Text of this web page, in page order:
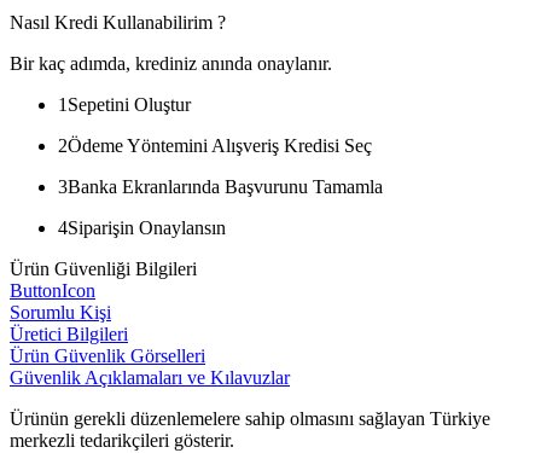
Nasıl Kredi Kullanabilirim ?
Bir kaç adımda, krediniz anında onaylanır.
1 Sepetini Oluştur
2Ödeme Yöntemini Alışveriş Kredisi Seç
3Banka Ekranlarında Başvurunu Tamamla
4Siparişin Onaylansın
Ürün Güvenliği Bilgileri
ButtonIcon
Sorumlu Kişi
Üretici Bilgileri
Ürün Güvenlik Görselleri
Güvenlik Açıklamaları ve Kılavuzlar
Ürünün gerekli düzenlemelere sahip olmasını sağlayan Türkiye
merkezli tedarikçileri gösterir.